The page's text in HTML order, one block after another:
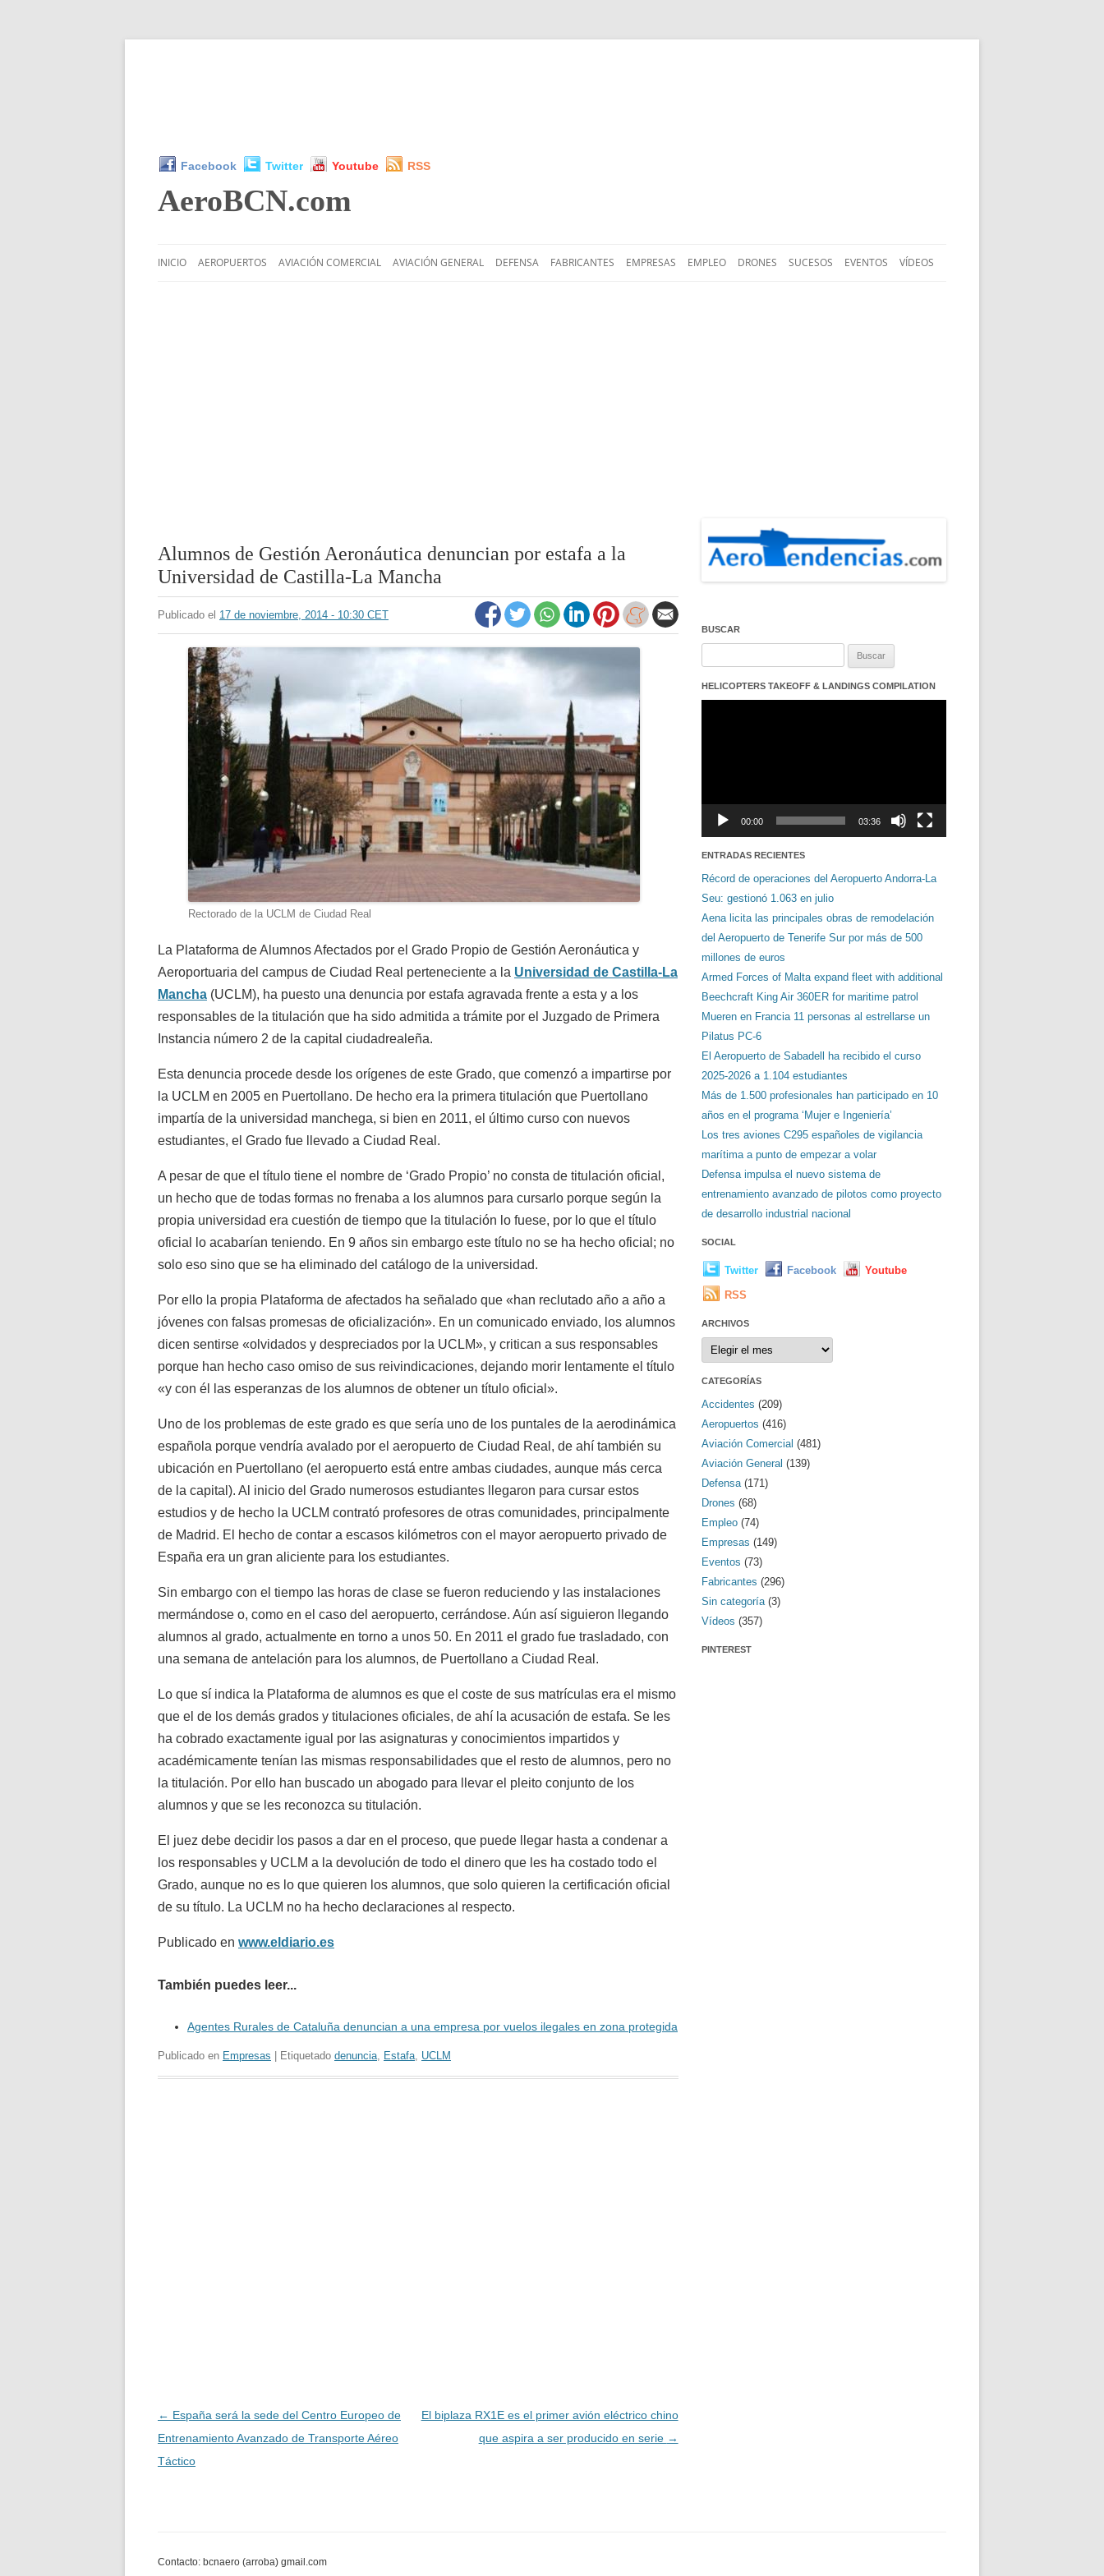
Facebook Twitter Youtube RSS
AeroBCN.com
al
INICIO AEROPUERTOS AVIACIÓN COMERCIAL AVIACIÓN GENERAL DEFENSA FABRICANTES EMPRESAS EMPLEO DRONES SUCESOS EVENTOS VÍDEOS
Alumnos de Gestión Aeronáutica denuncian por estafa a la
Universidad de Castilla-La Mancha
Publicado el 17 de noviembre, 2014 - 10:30 CET
Rectorado de la UCLM de Ciudad Real
La Plataforma de Alumnos Afectados por el Grado Propio de Gestión Aeronáutica y
Aeroportuaria del campus de Ciudad Real perteneciente a la Universidad de Castilla-La
Mancha (UCLM), ha puesto una denuncia por estafa agravada frente a esta y a los
responsables de la titulación que ha sido admitida a trámite por el Juzgado de Primera
Instancia número 2 de la capital ciudadrealeña.
Esta denuncia procede desde los orígenes de este Grado, que comenzó a impartirse por
la UCLM en 2005 en Puertollano. De hecho era la primera titulación que Puertollano
impartía de la universidad manchega, si bien en 2011, el último curso con nuevos
estudiantes, el Grado fue llevado a Ciudad Real.
A pesar de que el título tiene el nombre de ‘Grado Propio’ no consta de titulación oficial,
un hecho que de todas formas no frenaba a los alumnos para cursarlo porque según la
propia universidad era cuestión de tiempo que la titulación lo fuese, por lo que el título
oficial lo acabarían teniendo. En 9 años sin embargo este título no se ha hecho oficial; no
solo eso sino que se ha eliminado del catálogo de la universidad.
Por ello la propia Plataforma de afectados ha señalado que «han reclutado año a año a
jóvenes con falsas promesas de oficialización». En un comunicado enviado, los alumnos
dicen sentirse «olvidados y despreciados por la UCLM», y critican a sus responsables
porque han hecho caso omiso de sus reivindicaciones, dejando morir lentamente el título
«y con él las esperanzas de los alumnos de obtener un título oficial».
Uno de los problemas de este grado es que sería uno de los puntales de la aerodinámica
española porque vendría avalado por el aeropuerto de Ciudad Real, de ahí también su
ubicación en Puertollano (el aeropuerto está entre ambas ciudades, aunque más cerca
de la capital). Al inicio del Grado numerosos estudiantes llegaron para cursar estos
estudios y de hecho la UCLM contrató profesores de otras comunidades, principalmente
de Madrid. El hecho de contar a escasos kilómetros con el mayor aeropuerto privado de
España era un gran aliciente para los estudiantes.
Sin embargo con el tiempo las horas de clase se fueron reduciendo y las instalaciones
mermándose o, como en el caso del aeropuerto, cerrándose. Aún así siguieron llegando
alumnos al grado, actualmente en torno a unos 50. En 2011 el grado fue trasladado, con
una semana de antelación para los alumnos, de Puertollano a Ciudad Real.
Lo que sí indica la Plataforma de alumnos es que el coste de sus matrículas era el mismo
que el de los demás grados y titulaciones oficiales, de ahí la acusación de estafa. Se les
ha cobrado exactamente igual por las asignaturas y conocimientos impartidos y
académicamente tenían las mismas responsabilidades que el resto de alumnos, pero no
la titulación. Por ello han buscado un abogado para llevar el pleito conjunto de los
alumnos y que se les reconozca su titulación.
El juez debe decidir los pasos a dar en el proceso, que puede llegar hasta a condenar a
los responsables y UCLM a la devolución de todo el dinero que les ha costado todo el
Grado, aunque no es lo que quieren los alumnos, que solo quieren la certificación oficial
de su título. La UCLM no ha hecho declaraciones al respecto.
Publicado en www.eldiario.es
También puedes leer...
Agentes Rurales de Cataluña denuncian a una empresa por vuelos ilegales en zona protegida
Publicado en Empresas | Etiquetado denuncia Estafa UCLM
Navegación
de
entradas
← España será la sede del Centro Europeo de
Entrenamiento Avanzado de Transporte Aéreo
Táctico
El biplaza RX1E es el primer avión eléctrico chino
que aspira a ser producido en serie →
BUSCAR
HELICOPTERS TAKEOFF & LANDINGS COMPILATION
00:00 03:36
ENTRADAS RECIENTES
Récord de operaciones del Aeropuerto Andorra-La
Seu: gestionó 1.063 en julio
Aena licita las principales obras de remodelación
del Aeropuerto de Tenerife Sur por más de 500
millones de euros
Armed Forces of Malta expand fleet with additional
Beechcraft King Air 360ER for maritime patrol
Mueren en Francia 11 personas al estrellarse un
Pilatus PC-6
El Aeropuerto de Sabadell ha recibido el curso
2025-2026 a 1.104 estudiantes
Más de 1.500 profesionales han participado en 10
años en el programa ‘Mujer e Ingeniería’
Los tres aviones C295 españoles de vigilancia
marítima a punto de empezar a volar
Defensa impulsa el nuevo sistema de
entrenamiento avanzado de pilotos como proyecto
de desarrollo industrial nacional
SOCIAL
Twitter Facebook
Youtube
RSS
ARCHIVOS
Archivos
CATEGORÍAS
Accidentes (209)
Aeropuertos (416)
Aviación Comercial (481)
Aviación General (139)
Defensa(171)
Drones (68)
Empleo (74)
Empresas (149)
Eventos (73)
Fabricantes (296)
Sin categoría(3)
Vídeos (357)
PINTEREST
Contacto: bcnaero (arroba) gmail.com